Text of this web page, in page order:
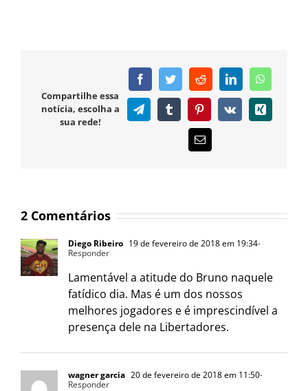
Compartilhe essa
notícia, escolha a
sua rede!
FacebookTwitterRedditLinkedIn
TelegramTumblr PinterestVk Xing
E-
mail
2 Comentários
Diego Ribeiro 19 de fevereiro de 2018 em 19:34-
Responder
Lamentável a atitude do Bruno naquele
fatídico dia. Mas é um dos nossos
melhores jogadores e é imprescindível a
presença dele na Libertadores.
wagner garcia 20 de fevereiro de 2018 em 11:50-
Responder